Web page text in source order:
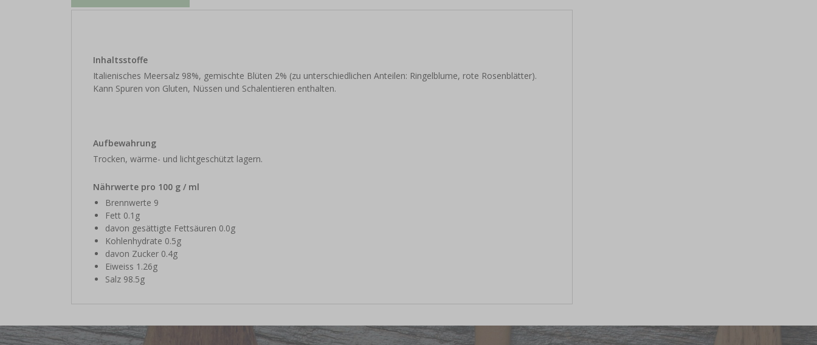
Inhaltsstoffe
Italienisches Meersalz 98%, gemischte Blüten 2% (zu unterschiedlichen Anteilen: Ringelblume, rote Rosenblätter).
Kann Spuren von Gluten, Nüssen und Schalentieren enthalten.
Aufbewahrung
Trocken, wärme- und lichtgeschützt lagern.
Nährwerte pro 100 g / ml
Brennwerte 9
Fett 0.1g
davon gesättigte Fettsäuren 0.0g
Kohlenhydrate 0.5g
davon Zucker 0.4g
Eiweiss 1.26g
Salz 98.5g